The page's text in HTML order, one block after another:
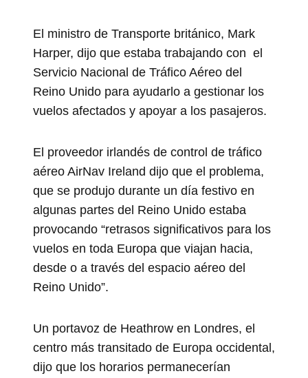
El ministro de Transporte británico, Mark
Harper, dijo que estaba trabajando con el
Servicio Nacional de Tráfico Aéreo del
Reino Unido para ayudarlo a gestionar los
vuelos afectados y apoyar a los pasajeros.
El proveedor irlandés de control de tráfico
aéreo AirNav Ireland dijo que el problema,
que se produjo durante un día festivo en
algunas partes del Reino Unido estaba
provocando “retrasos significativos para los
vuelos en toda Europa que viajan hacia,
desde o a través del espacio aéreo del
Reino Unido”.
Un portavoz de Heathrow en Londres, el
centro más transitado de Europa occidental,
dijo que los horarios permanecerían